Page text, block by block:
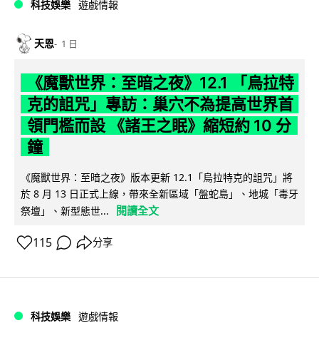
科技娛樂 遊戲情報
天恩 1 日
《魔獸世界：至暗之夜》12.1 「烏拉特
克的詛咒」專訪：巢穴不為提高世界首
領門檻而設 《諸王之眠》縮短約 10 分
鐘
《魔獸世界：至暗之夜》版本更新 12.1「烏拉特克的詛咒」將
於 8 月 13 日正式上線，帶來全新區域「盤蛇島」、地城「毒牙
祭壇」、新型態世...
閱讀全文
115 分享
科技娛樂 遊戲情報